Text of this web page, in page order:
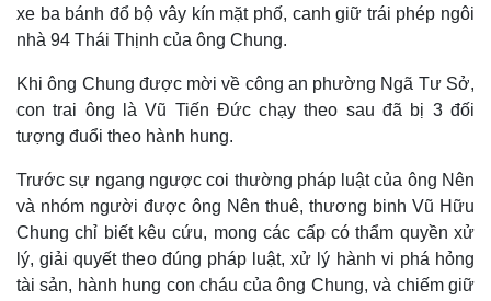
xe ba bánh đổ bộ vây kín mặt phố, canh giữ trái phép ngôi
nhà 94 Thái Thịnh của ông Chung.
Khi ông Chung được mời về công an phường Ngã Tư Sở,
con trai ông là Vũ Tiến Đức chạy theo sau đã bị 3 đối
tượng đuổi theo hành hung.
Trước sự ngang ngược coi thường pháp luật của ông Nên
và nhóm người được ông Nên thuê, thương binh Vũ Hữu
Chung chỉ biết kêu cứu, mong các cấp có thẩm quyền xử
lý, giải quyết theo đúng pháp luật, xử lý hành vi phá hỏng
tài sản, hành hung con cháu của ông Chung, và chiếm giữ